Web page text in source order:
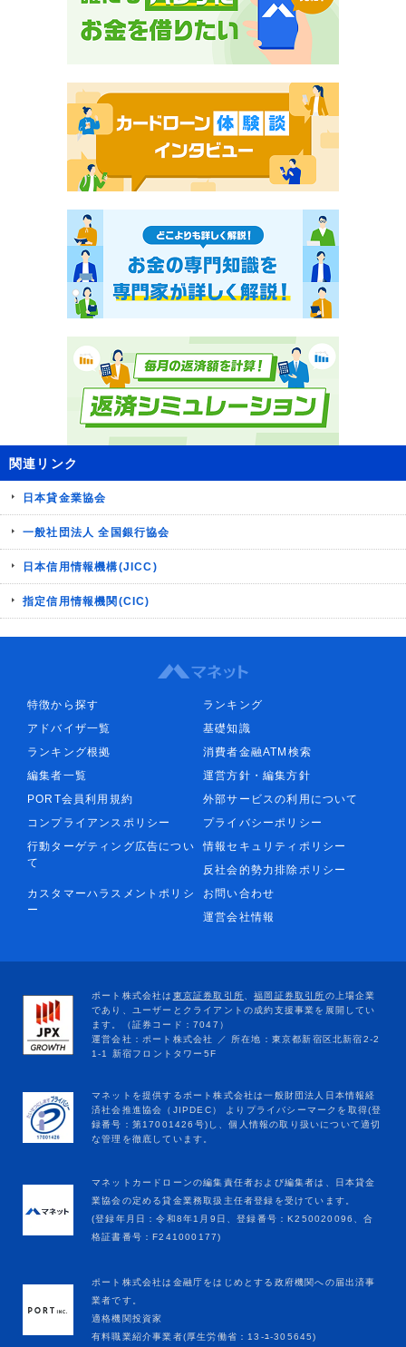
関連リンク
日本貸金業協会
一般社団法人 全国銀行協会
日本信用情報機構(JICC)
指定信用情報機関(CIC)
特徴から探す
ランキング
アドバイザ一覧
基礎知識
ランキング根拠
消費者金融ATM検索
編集者一覧
運営方針・編集方針
PORT会員利用規約
外部サービスの利用について
コンプライアンスポリシー
プライバシーポリシー
行動ターゲティング広告につい
て
情報セキュリティポリシー
反社会的勢力排除ポリシー
カスタマーハラスメントポリシ
ー
お問い合わせ
運営会社情報
マネットカードローンの編集責任者および編集者は、日本貸金
業協会の定める貸金業務取扱主任者登録を受けています。
(登録年月日：令和8年1月9日、登録番号：K250020096、合
格証書番号：F241000177)
ポート株式会社は金融庁をはじめとする政府機関への届出済事
業者です。
適格機関投資家
有料職業紹介事業者(厚生労働省：13-ﾕ-305645)